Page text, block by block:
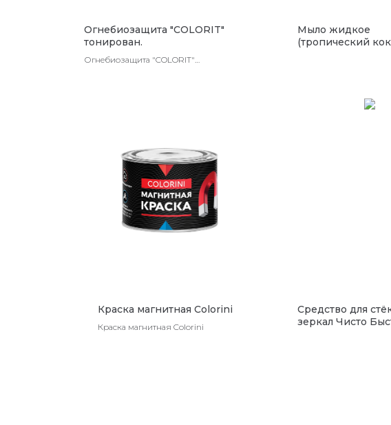
Огнебиозащита "COLORIT"
тонирован.
Огнебиозащита "COLORIT"
Мыло жидкое
(тропический
Краска магнитная Colorini
Краска магнитная Colorini
Средство для
зеркал Чисто